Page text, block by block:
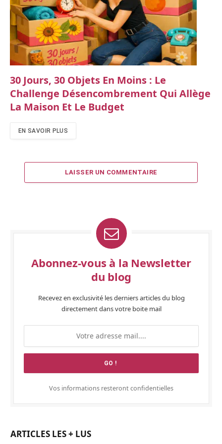
30 Jours, 30 Objets En Moins : Le
Challenge Désencombrement Qui Allège
La Maison Et Le Budget
EN SAVOIR PLUS
LAISSER UN COMMENTAIRE
Abonnez-vous à la Newsletter
du blog
Recevez en exclusivité les derniers articles du blog
directement dans votre boite mail
Vos informations resteront confidentielles
ARTICLES LES + LUS